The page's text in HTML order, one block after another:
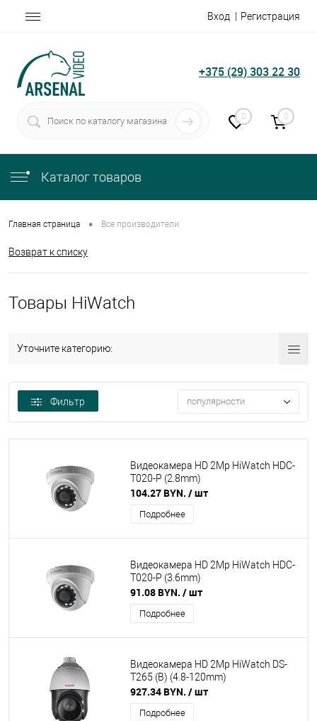
Вход Регистрация
+375 (29) 303 22 30
0 0
Каталог товаров
Главная страница • Все производители
Возврат к списку
Товары HiWatch
Уточните категорию:
Фильтр популярности
Видеокамера HD 2Mp HiWatch HDC-
T020-P (2.8mm)
104.27 BYN. / шт
Подробнее
Видеокамера HD 2Mp HiWatch HDC-
T020-P (3.6mm)
91.08 BYN. / шт
Подробнее
Видеокамера HD 2Mp HiWatch DS-
T265 (B) (4.8-120mm)
927.34 BYN. / шт
Подробнее